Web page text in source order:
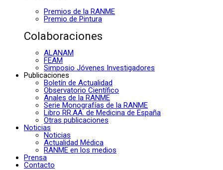
Premios de la RANME
Premio de Pintura
Colaboraciones
ALANAM
FEAM
Simposio Jóvenes Investigadores
Publicaciones
Boletín de Actualidad
Observatorio Científico
Anales de la RANME
Serie Monografías de la RANME
Libro RR.AA. de Medicina de España
Otras publicaciones
Noticias
Noticias
Actualidad Médica
RANME en los medios
Prensa
Contacto